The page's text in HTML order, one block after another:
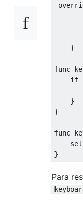
}
func
if
}
}
func
}
Para